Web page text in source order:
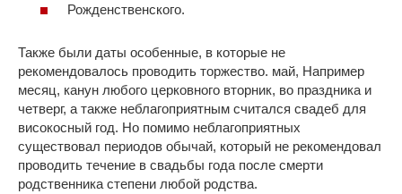
Рожденственского.
Также были даты особенные, в которые не
рекомендовалось проводить торжество. май, Например
месяц, канун любого церковного вторник, во праздника и
четверг, а также неблагоприятным считался свадеб для
високосный год. Но помимо неблагоприятных
существовал периодов обычай, который не рекомендовал
проводить течение в свадьбы года после смерти
родственника степени любой родства.